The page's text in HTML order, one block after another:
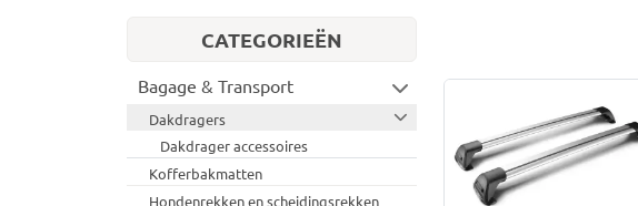
CATEGORIEËN
Bagage & Transport
Dakdragers
Dakdrager accessoires
Kofferbakmatten
Hondenrekken en scheidingsrekken